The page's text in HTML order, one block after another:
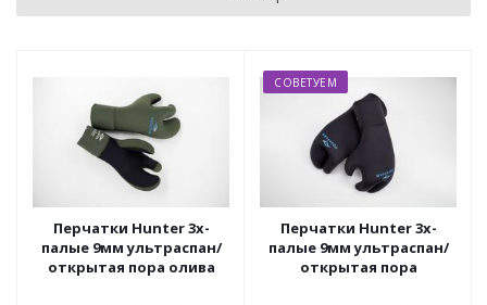
Перчатки Hunter 3х-
палые 9мм ультраспан/
открытая пора олива
СОВЕТУЕМ
Перчатки Hunter 3х-
палые 9мм ультраспан/
открытая пора